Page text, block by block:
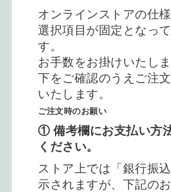
オンラインストアの仕
選択項目が固定となっ
す。
お手数をお掛けいたし
下をご確認のうえご注
いたします。
ご注文時のお願い
① 備考欄にお支払い方
ください。
ストア上では「銀行振
示されますが、下記の